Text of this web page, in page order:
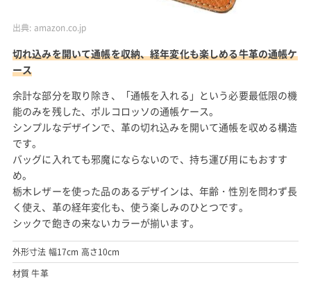
出典: amazon.co.jp
切れ込みを開いて通帳を収納、経年変化も楽しめる牛革の通帳ケ
ース
余計な部分を取り除き、「通帳を入れる」という必要最低限の機
能のみを残した、ポルコロッソの通帳ケース。
シンプルなデザインで、革の切れ込みを開いて通帳を収める構造
です。
バッグに入れても邪魔にならないので、持ち運び用にもおすす
め。
栃木レザーを使った品のあるデザインは、年齢・性別を問わず長
く使え、革の経年変化も、使う楽しみのひとつです。
シックで飽きの来ないカラーが揃います。
外形寸法 幅17cm 高さ10cm
材質 牛革